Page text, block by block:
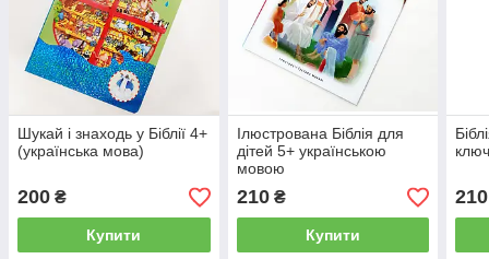
Шукай і знаходь у Біблії 4+
(українська мова)
200 ₴
Купити
Ілюстрована Біблія для
дітей 5+ українською
мовою
210₴
Купити
210